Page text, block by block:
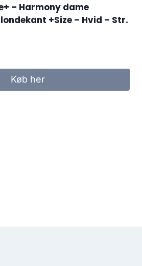
– Harmony dame
+Size – Hvid – Str.
kr..
Køb her